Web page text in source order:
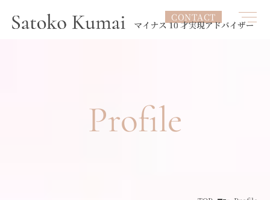
CONTACT
Profile